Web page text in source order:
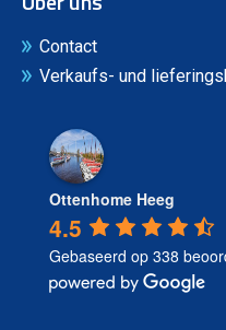
Contact
Verkaufs- und
Ottenhome Heeg
4.5
Gebaseerd op 338